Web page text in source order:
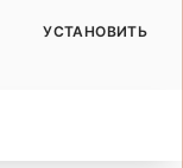
УСТАНОВИТЬ